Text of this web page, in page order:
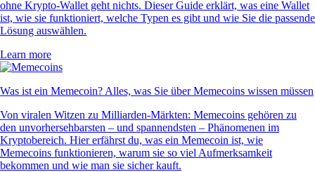
ohne Krypto-Wallet geht nichts. Dieser Guide erklärt, was eine Wallet
ist, wie sie funktioniert, welche Typen es gibt und wie Sie die passende
Lösung auswählen.
Learn more
Was ist ein Memecoin? Alles, was Sie über Memecoins wissen müssen
Von viralen Witzen zu Milliarden-Märkten: Memecoins gehören zu
den unvorhersehbarsten – und spannendsten – Phänomenen im
Kryptobereich. Hier erfährst du, was ein Memecoin ist, wie
Memecoins funktionieren, warum sie so viel Aufmerksamkeit
bekommen und wie man sie sicher kauft.